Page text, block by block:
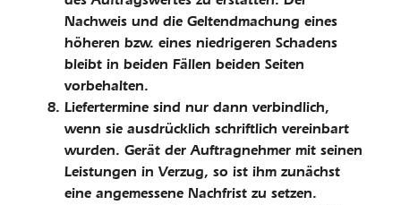
Nachweis und die Geltendmachung eines
höheren bzw. eines niedrigeren Schadens
bleibt in beiden Fällen beiden Seiten
vorbehalten.
Liefertermine sind nur dann ver­bindlich,
wenn sie ausdrücklich schriftlich vereinbart
wurden. Gerät der Auftragnehmer mit seinen
Leistungen in Verzug, so ist ihm zunächst
eine angemessene Nachfrist zu setzen.